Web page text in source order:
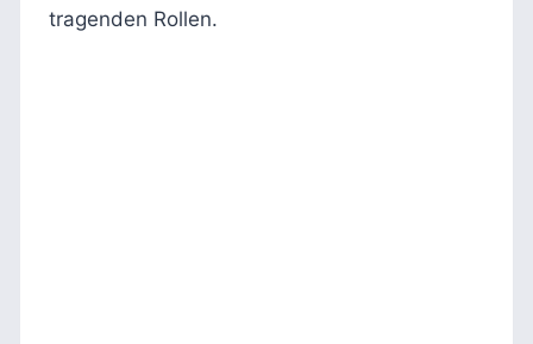
tragenden Rollen.